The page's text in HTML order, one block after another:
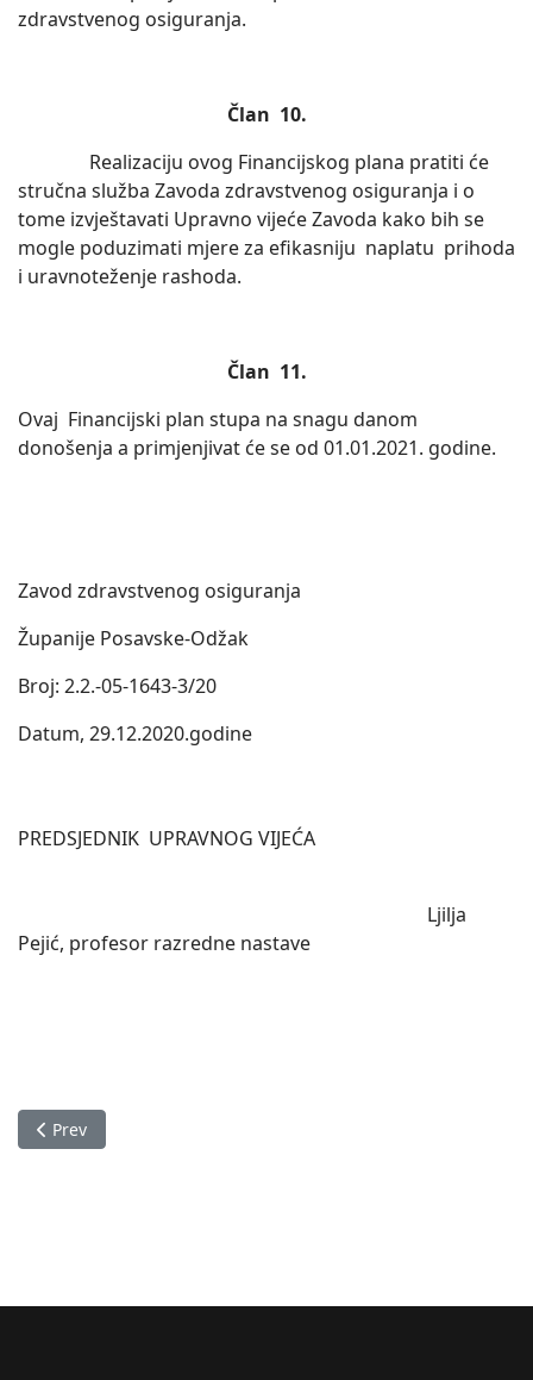
zdravstvenog osiguranja.
Član 10.
Realizaciju ovog Financijskog plana pratiti će
stručna služba Zavoda zdravstvenog osiguranja i o
tome izvještavati Upravno vijeće Zavoda kako bih se
mogle poduzimati mjere za efikasniju naplatu prihoda
i uravnoteženje rashoda.
Član 11.
Ovaj Financijski plan stupa na snagu danom
donošenja a primjenjivat će se od 01.01.2021. godine.
Zavod zdravstvenog osiguranja
Županije Posavske-Odžak
Broj: 2.2.-05-1643-3/20
Datum, 29.12.2020.godine
PREDSJEDNIK UPRAVNOG VIJEĆA
Ljilja
Pejić, profesor razredne nastave
Previous article: Financijski plan ZZOŽP za 2022. godinu
Prev